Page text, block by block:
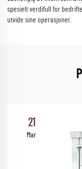
spesielt verdifull for
utvide sine operasjoner.
21
Mar